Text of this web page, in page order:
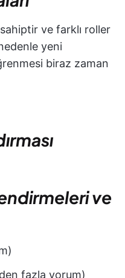
ve farklı roller
yeni
biraz zaman
ve
fazla yorum)